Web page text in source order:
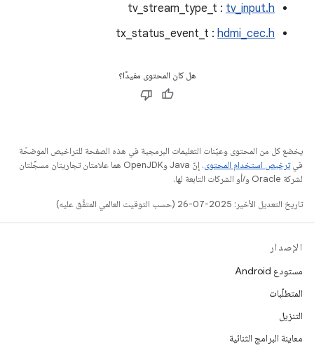
tv_stream_type_t : tv_input.h
tx_status_event_t : hdmi_cec.h
هل كان المحتوى مفيدًا؟
يخضع كل من المحتوى وعيّنات التعليمات البرمجية في هذه الصفحة للتراخيص الموضحّة
فيترخيص استخدام المحتوى
. إنّ Java وOpenJDK هما علامتان تجاريتان مسجَّلتان
لشركة Oracle و/أو الشركات التابعة لها.
تاريخ التعديل الأخير: 2025-07-26 (حسب التوقيت العالمي المتفَّق عليه)
الإصدار
مستودع Android
المتطلّبات
التنزيل
معاينة البرامج الثنائية